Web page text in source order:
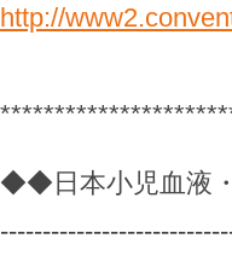
http://
◆◆日本小児血液